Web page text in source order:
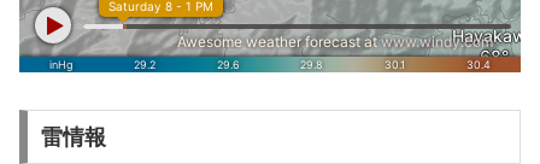
雷情報